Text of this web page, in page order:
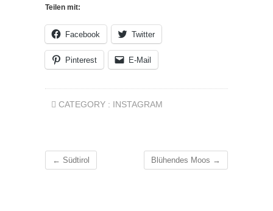
Teilen mit:
Facebook Twitter
Pinterest E-Mail
CATEGORY : INSTAGRAM
← Südtirol Blühendes Moos →